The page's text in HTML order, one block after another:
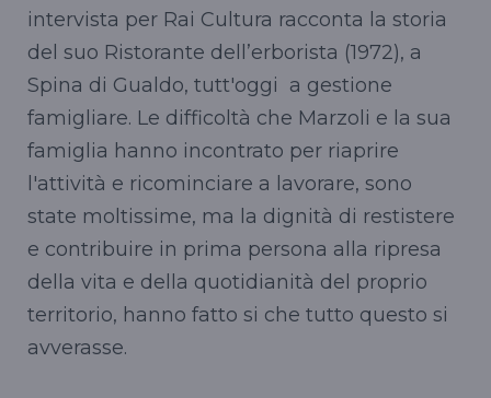
intervista per Rai Cultura racconta la storia
del suo Ristorante dell’erborista (1972), a
Spina di Gualdo, tutt'oggi a gestione
famigliare. Le difficoltà che Marzoli e la sua
famiglia hanno incontrato per riaprire
l'attività e ricominciare a lavorare, sono
state moltissime, ma la dignità di restistere
e contribuire in prima persona alla ripresa
della vita e della quotidianità del proprio
territorio, hanno fatto si che tutto questo si
avverasse.